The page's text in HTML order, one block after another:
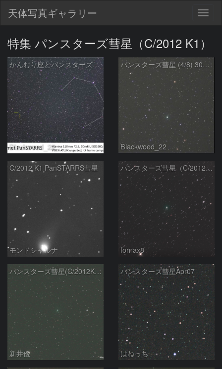
天体写真ギャラリー
特集 パンスターズ彗星（C/2012 K1）
かんむり座とパンスターズ彗星 (4/8) 110ｍｍ
Blackwood_22
パンスターズ彗星 (4/8) 300ｍｍ
Blackwood_22
C/2012 K1 PanSTARRS彗星
モンドシャルナ
パンスターズ彗星（C/2012 K1）
fornax8
パンスターズ彗星(C/2012K1)(20140405)
新井優
パンスターズ彗星Apr07
はねっち